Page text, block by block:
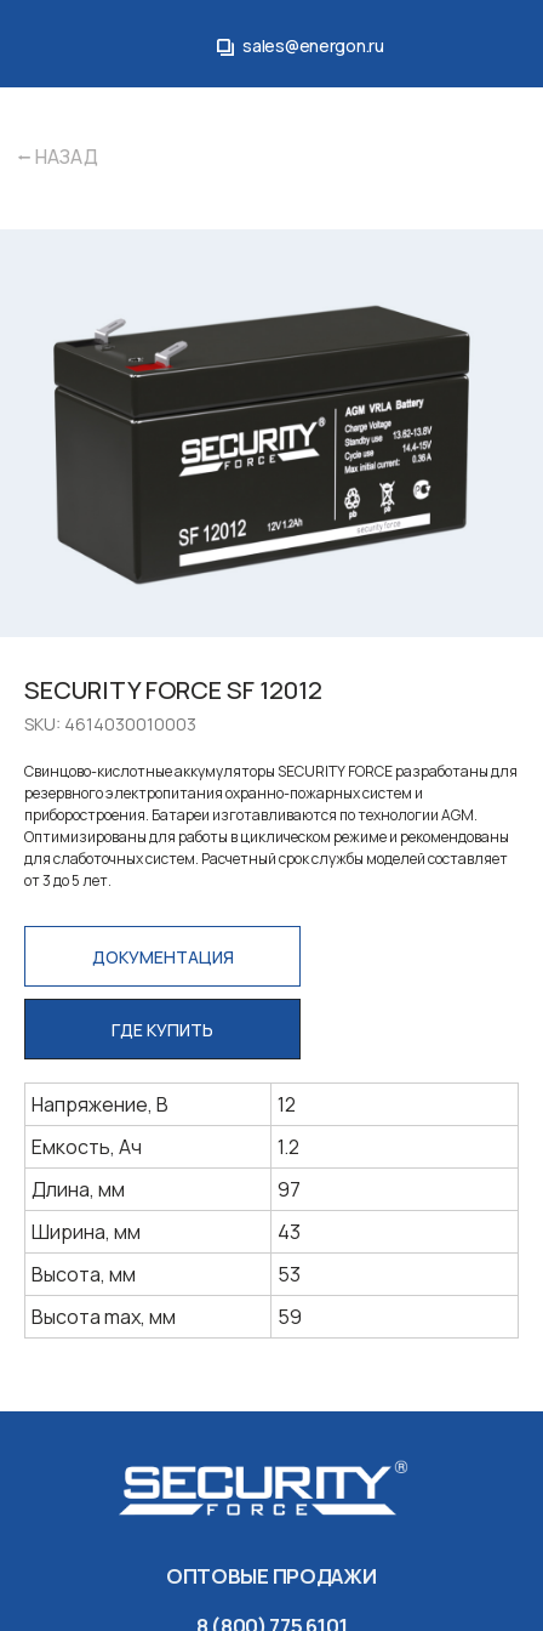
SECURITY FORCE SF 12012
SKU: 4614030010003
Свинцово-кислотные аккумуляторы SECURITY FORCE разработаны для
резервного электропитания охранно-пожарных систем и
приборостроения. Батареи изготавливаются по технологии AGM.
Оптимизированы для работы в циклическом режиме и рекомендованы
для слаботочных систем. Расчетный срок службы моделей составляет
от 3 до 5 лет.
ДОКУМЕНТАЦИЯ
ГДЕ КУПИТЬ
Напряжение, В
12
Емкость, Ач
1.2
Длина, мм
97
Ширина, мм
43
Высота, мм
53
Высота max, мм
59
ОПТОВЫЕ ПРОДАЖИ
8 (800) 775 6101
Политика обработки
персональных данных
О бренде SecurityForce
sales@energon.ru